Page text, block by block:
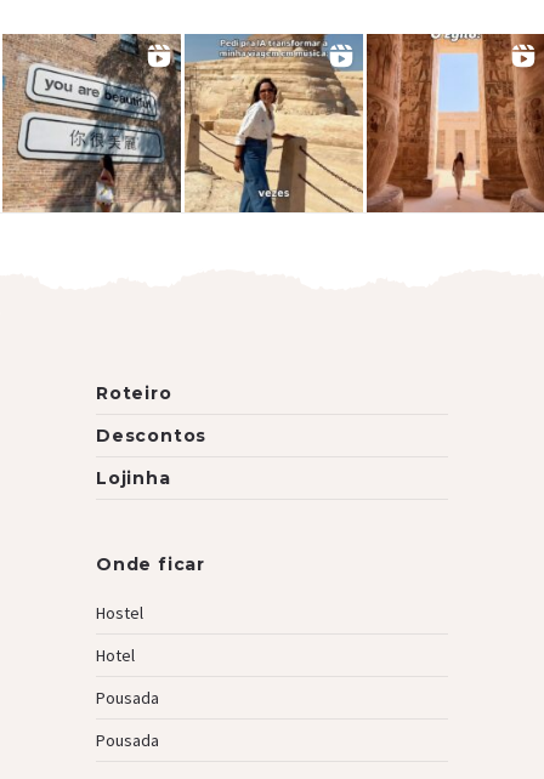
Roteiro
Descontos
Lojinha
Onde ficar
Hostel
Hotel
Pousada
Pousada